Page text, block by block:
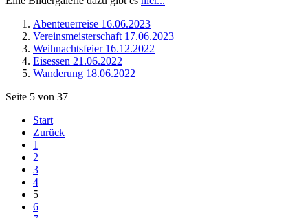
Abenteuerreise 16.06.2023
Vereinsmeisterschaft 17.06.2023
Weihnachtsfeier 16.12.2022
Eisessen 21.06.2022
Wanderung 18.06.2022
Seite 5 von 37
Start
Zurück
1
2
3
4
5
6